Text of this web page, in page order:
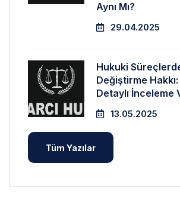
Aynı Mı?
29.04.2025
Hukuki
Değiştirme
Detaylı İnceleme
13.05.2025
Tüm Yazılar